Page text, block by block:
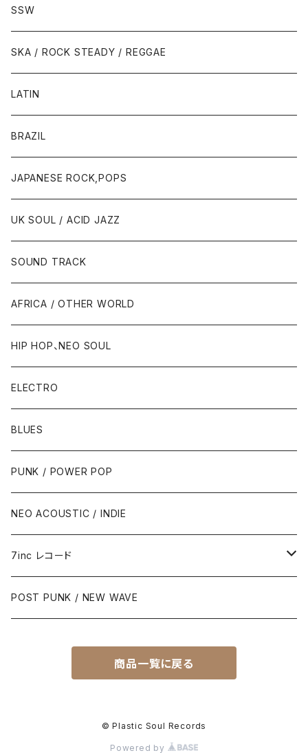
SSW
SKA / ROCK STEADY / REGGAE
LATIN
BRAZIL
JAPANESE ROCK,POPS
UK SOUL / ACID JAZZ
SOUND TRACK
AFRICA / OTHER WORLD
HIP HOP、NEO SOUL
ELECTRO
BLUES
PUNK / POWER POP
NEO ACOUSTIC / INDIE
7inc レコード
PUNK / 2TONE
SKA / ROCK STEADY / REGGAE
POST PUNK / NEW WAVE
POST PUNK / NEW WAVE
商品一覧に戻る
© Plastic Soul Records
Powered by